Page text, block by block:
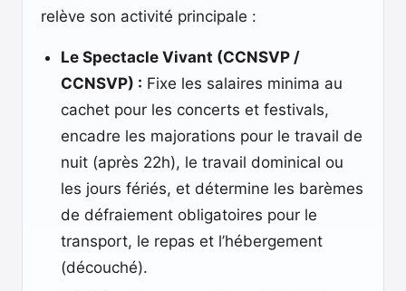
relève son activité principale :
Le Spectacle Vivant (CCNSVP /
CCNSVP) : Fixe les salaires minima au
cachet pour les concerts et festivals,
encadre les majorations pour le travail de
nuit (après 22h), le travail dominical ou
les jours fériés, et détermine les barèmes
de défraiement obligatoires pour le
transport, le repas et l’hébergement
(découché).